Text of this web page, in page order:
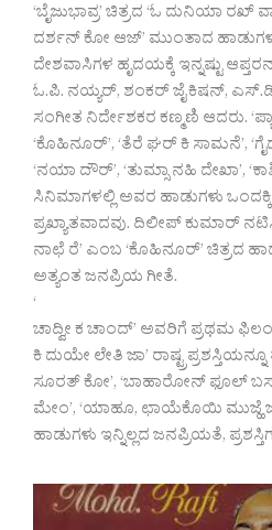
‘ಬೈಜುಭಾವ್ರ’ ಚಿತ್ರದ ‘ಓ ದುನಿಯಾ
ದರ್ಶನ್ ಕೋ ಆಜ್’ ಮುಂತಾದ
ದೇಶವಾಸಿಗಳ ಹೃದಯಕ್ಕೆ ಇನ್ನಷ್ಟು
ಓ.ಪಿ. ನಯ್ಯರ್, ಶಂಕರ್ ಜೈ ಕಿಷನ್,
ಸಂಗೀತ ನಿರ್ದೇಶಕರ ಕಣ್ಮಣಿ ಆದರು.
‘ಕೊಹಿನೂರ್’, ‘ತೆರೆ ಘರ್ ಕಿ ಸಾಮನೆ’,
‘ನಯಾ ದೌರ್’, ‘ತುಮ್ಸಾ ನಹಿ ದೇಖಾ’,
ಸಿನಿಮಾಗಳಲ್ಲಿ ಅವರ ಹಾಡುಗಳು
ಪ್ರಖ್ಯಾತವಾದವು. ದಿಲೀಪ್ ಕುಮಾರ್
ನಾಛೆ ರೆ’ ಎಂಬ ‘ಕೊಹಿನೂರ್’ ಚಿತ್ರದ
ಅತ್ಯಂತ ಜನಪ್ರಿಯ ಗೀತೆ.
‘
ಚಾದ್ವೀ ಕ ಚಾಂದ್’ ಅವರಿಗೆ ಪ್ರಥಮ
ಕಿ ದುಯೇ ಲೇತಿ ಜಾ’ ರಾಷ್ಟ್ರಪ್ರಶಸ್ತಿಯನ್ನೂ
ಸೂರತ್ ಕೋ’, ‘ಬಾಹಾರೋನ್ ಫೂಲ್
ಮೇಂ’, ‘ಯಾಹೂ, ಛಾಯೆಕೊಯಿ ಮುಜ್ಹೆ
ಹಾಡುಗಳು ಇನ್ನಿಲ್ಲದ ಜನಪ್ರಿಯತೆ,